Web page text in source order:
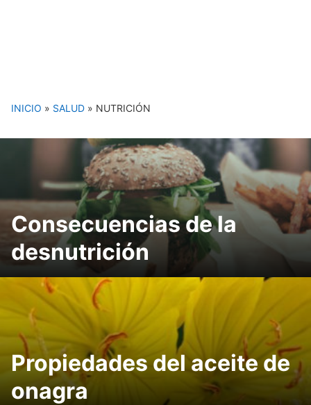
INICIO » SALUD » NUTRICIÓN
Consecuencias de la
desnutrición
Propiedades del aceite de
onagra